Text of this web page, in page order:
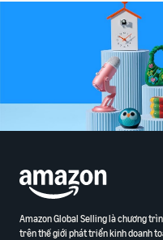
Amazon Global Selling là chương
trên thế giới phát triển kinh doanh